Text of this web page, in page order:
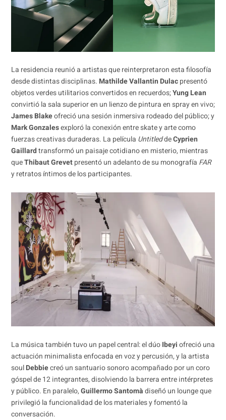
La residencia reunió a artistas que reinterpretaron esta filosofía
desde distintas disciplinas. Mathilde Vallantin Dulacpresentó
objetos verdes utilitarios convertidos en recuerdos;Yung Lean
convirtió la sala superior en un lienzo de pintura en spray en vivo;
James Blakeofreció una sesión inmersiva rodeado del público; y
Mark Gonzalesexploró la conexión entre skate y arte como
fuerzas creativas duraderas. La película UntitleddeCyprien
Gaillardtransformó un paisaje cotidiano en misterio, mientras
queThibaut Grevetpresentó un adelanto de su monografía FAR
y retratos íntimos de los participantes.
La música también tuvo un papel central: el dúoIbeyiofreció una
actuación minimalista enfocada en voz y percusión, y la artista
soulDebbiecreó un santuario sonoro acompañado por un coro
góspel de 12 integrantes, disolviendo la barrera entre intérpretes
y público. En paralelo,Guillermo Santomàdiseñó un lounge que
privilegió la funcionalidad de los materiales y fomentó la
conversación.